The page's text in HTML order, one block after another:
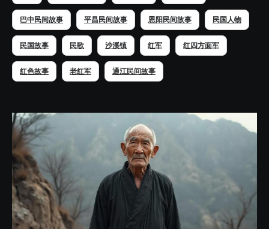
巴中民间故事 平昌民间故事 恩阳民间故事 民国人物
民国故事 民歌 沙溪镇 红军 红四方面军
红色故事 老红军 通江民间故事